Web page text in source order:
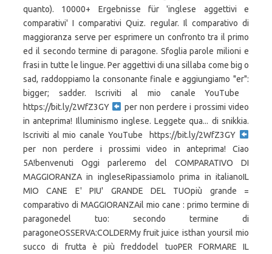
https://bit.ly/2WfZ3GY
per non perdere i prossimi video
in anteprima! Illuminismo inglese. Leggete qua... di snikkia.
Iscriviti al mio canale YouTube
https://bit.ly/2WfZ3GY
per non perdere i prossimi video in anteprima! Ciao
5A!benvenuti Oggi parleremo del COMPARATIVO DI
MAGGIORANZA in ingleseRipassiamolo prima in italianoIL
MIO CANE E' PIU' GRANDE DEL TUOpiù grande =
comparativo di MAGGIORANZAil mio cane : primo termine di
paragonedel tuo: secondo termine di
paragoneOSSERVA:COLDERMy fruit juice isthan yoursil mio
succo di frutta è più freddodel tuoPER FORMARE IL